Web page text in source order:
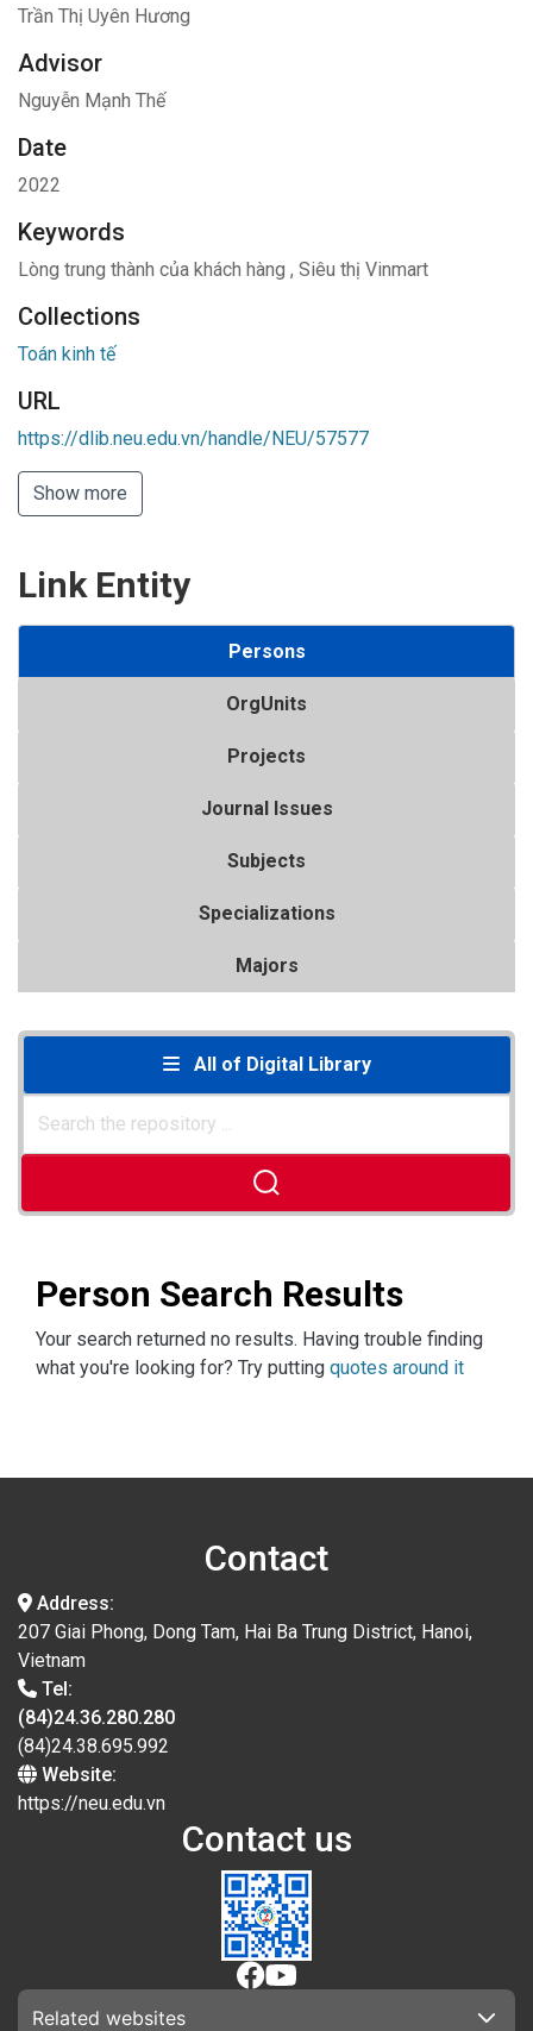
Trần Thị Uyên Hương
Advisor
Nguyễn Mạnh Thế
Date
2022
Keywords
Lòng trung thành của khách hàng , Siêu thị Vinmart
Collections
Toán kinh tế
URL
https://dlib.neu.edu.vn/handle/NEU/57577
Show more
Link Entity
Persons
OrgUnits
Projects
Journal Issues
Subjects
Specializations
Majors
All of Digital Library
Person Search Results
Your search returned no results. Having trouble finding
what you're looking for? Try putting quotes around it
Contact
Address:
207 Giai Phong, Dong Tam, Hai Ba Trung District, Hanoi,
Vietnam
Tel:
(84)24.36.280.280
(84)24.38.695.992
Website:
https://neu.edu.vn
Contact us
Related websites